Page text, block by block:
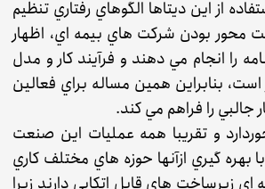
از اين ديتاها الگوهاي رفتاري تنظيم
محور بودن شركت هاي بيمه اي، اظهار
را انجام مي دهند و فرآيند كار و مدل
بنابراين همين مساله براي فعالين
را فراهم مي كند.
و تقريبا همه عمليات اين صنعت
گيري ازآنها حوزه هاي مختلف كاري
زيرساخت هاي قابل اتكايي دارند زيرا